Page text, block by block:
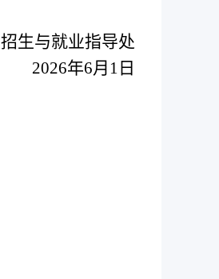
招生与就业指导处
2026年6月 1 日